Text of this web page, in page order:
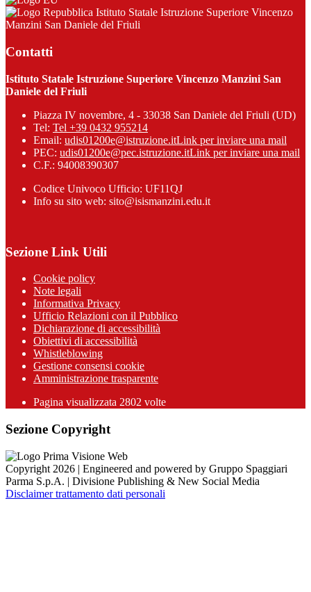
Istituto Statale Istruzione Superiore Vincenzo
Manzini San Daniele del Friuli
Contatti
Istituto Statale Istruzione Superiore Vincenzo Manzini San
Daniele del Friuli
Piazza IV novembre, 4 - 33038 San Daniele del Friuli (UD)
Tel: Tel +39 0432 955214
Email: udis01200e@istruzione.itLink per inviare una mail
PEC: udis01200e@pec.istruzione.itLink per inviare una mail
C.F.: 94008390307
Codice Univoco Ufficio: UF11QJ
Info su sito web: sito@isismanzini.edu.it
Sezione Link Utili
Cookie policy
Note legali
Informativa Privacy
Ufficio Relazioni con il Pubblico
Dichiarazione di accessibilità
Obiettivi di accessibilità
Whistleblowing
Gestione consensi cookie
Amministrazione trasparente
Pagina visualizzata 2802 volte
Sezione Copyright
Copyright 2026 | Engineered and powered by Gruppo Spaggiari
Parma S.p.A. | Divisione Publishing & New Social Media
Disclaimer trattamento dati personali